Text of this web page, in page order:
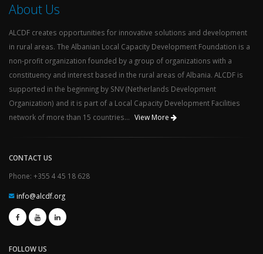
About Us
ALCDF creates opportunities for innovative solutions and development
in rural areas. The Albanian Local Capacity Development Foundation is a
non-profit organization founded by a group of organizations with a
constituency and interest based in the rural areas of Albania. ALCDF is
supported in the beginning by SNV (Netherlands Development
Organization) and it is part of a Local Capacity Development Facilities
network of more than 15 countries... View More
CONTACT US
Phone: +355 4 45 18 628
info@alcdf.org
FOLLOW US